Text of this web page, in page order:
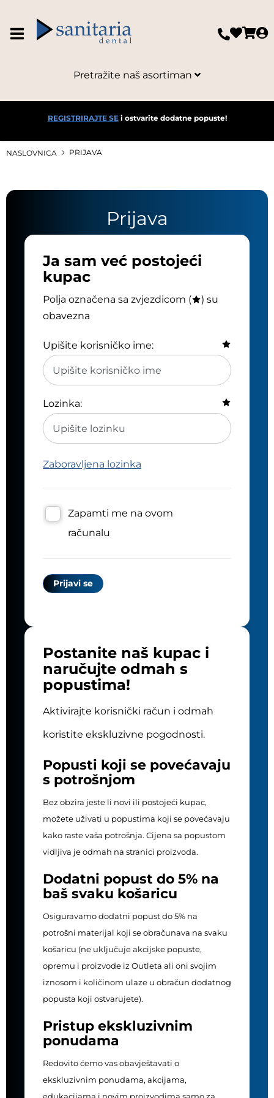
Pretražite naš asortiman
REGISTRIRAJTE SEi ostvarite dodatne popuste!
NASLOVNICA PRIJAVA
Prijava
Ja sam već postojeći
kupac
Polja označena sa zvjezdicom (
) su
obavezna
Upišite korisničko ime:
Lozinka:
Zaboravljena lozinka
Zapamti me na ovom
računalu
Postanite naš kupac i
naručujte odmah s
popustima!
Aktivirajte korisnički račun i odmah
koristite ekskluzivne pogodnosti.
Popusti koji se povećavaju
s potrošnjom
Bez obzira jeste li novi ili postojeći kupac,
možete uživati u popustima koji se povećavaju
kako raste vaša potrošnja. Cijena sa popustom
vidljiva je odmah na stranici proizvoda.
Dodatni popust do 5% na
baš svaku košaricu
Osiguravamo dodatni popust do 5% na
potrošni materijal koji se obračunava na svaku
košaricu (ne uključuje akcijske popuste,
opremu i proizvode iz Outleta ali oni svojim
iznosom i količinom ulaze u obračun dodatnog
popusta koji ostvarujete).
Pristup ekskluzivnim
ponudama
Redovito ćemo vas obavještavati o
ekskluzivnim ponudama, akcijama,